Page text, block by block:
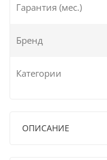
Гарантия (мес.)
Бренд
Категории
ОПИСАНИЕ